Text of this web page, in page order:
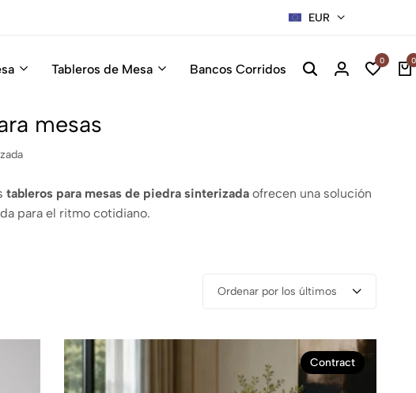
EUR
Tableros de Mesa Bancos Corridos
0 0
mesas
tableros para mesas de piedra sinterizada ofrecen una solución
para el ritmo cotidiano.
Ordenar por los últimos
Contract